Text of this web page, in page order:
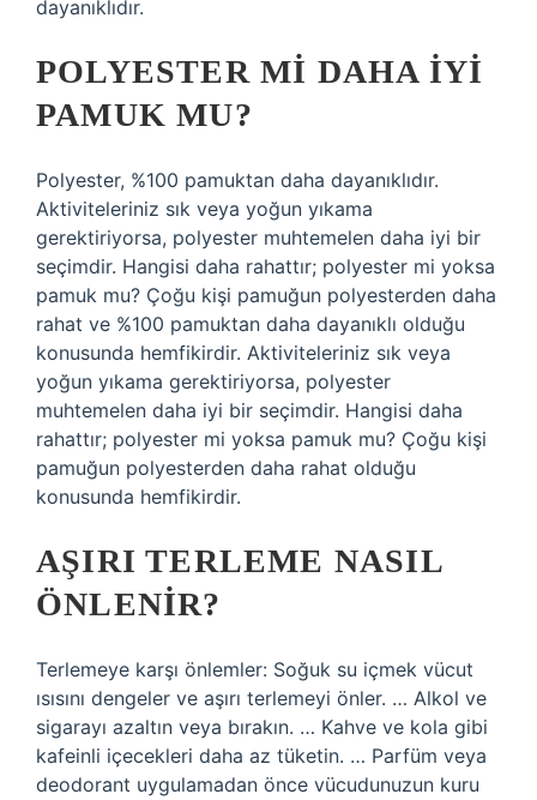
dayanıklıdır.
POLYESTER MI DAHA IYI
PAMUK MU?
Polyester, %100 pamuktan daha dayanıklıdır.
Aktiviteleriniz sık veya yoğun yıkama
gerektiriyorsa, polyester muhtemelen daha iyi bir
seçimdir. Hangisi daha rahattır; polyester mi yoksa
pamuk mu? Çoğu kişi pamuğun polyesterden daha
rahat ve %100 pamuktan daha dayanıklı olduğu
konusunda hemfikirdir. Aktiviteleriniz sık veya
yoğun yıkama gerektiriyorsa, polyester
muhtemelen daha iyi bir seçimdir. Hangisi daha
rahattır; polyester mi yoksa pamuk mu? Çoğu kişi
pamuğun polyesterden daha rahat olduğu
konusunda hemfikirdir.
AŞIRI TERLEME NASIL
ÖNLENIR?
Terlemeye karşı önlemler: Soğuk su içmek vücut
ısısını dengeler ve aşırı terlemeyi önler. … Alkol ve
sigarayı azaltın veya bırakın. … Kahve ve kola gibi
kafeinli içecekleri daha az tüketin. … Parfüm veya
deodorant uygulamadan önce vücudunuzun kuru